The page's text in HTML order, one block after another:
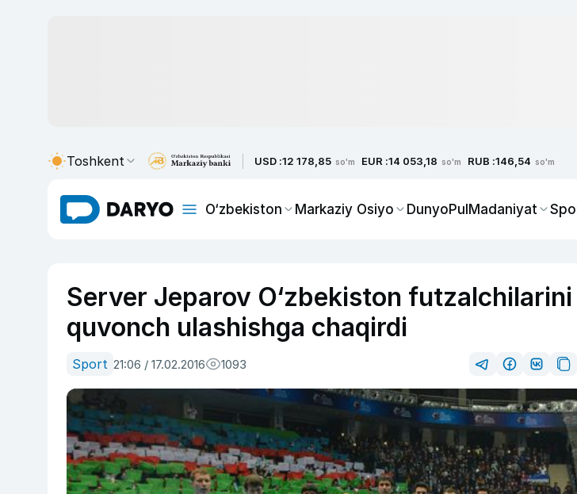
Toshkent USD :12 178,85 so'm EUR :14 053,18 so'm RUB :146,54 so'm
O‘zbekiston Markaziy Osiyo DunyoPulMadaniyat
Server Jeparov O‘zbekiston
quvonch ulashishga chaqirdi
Sport 21:06 / 17.02.2016 1093